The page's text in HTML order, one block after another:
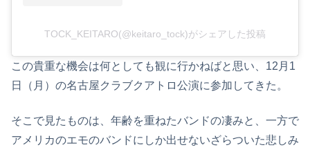
TOCK_KEITARO(@keitaro_tock)がシェアした投稿
この貴重な機会は何としても観に行かねばと思い、12月1
日（月）の名古屋クラブクアトロ公演に参加してきた。
そこで見たものは、年齢を重ねたバンドの凄みと、一方で
アメリカのエモのバンドにしか出せないざらついた悲しみ